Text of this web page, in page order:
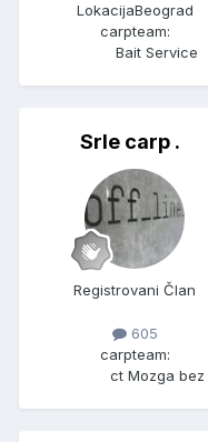
LokacijaBeograd
carpteam:
Bait Service
Srle carp .
Registrovani Član
605
carpteam:
ct Mozga bez